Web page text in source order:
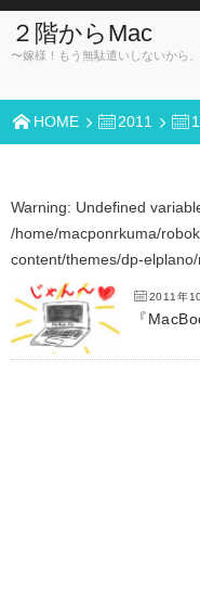
２階からMac
〜嫁様！もう無駄遣いしないから
HOME 2011
Warning: Undefined
/home/macponrkuma/
content/themes/dp-
2011年
『